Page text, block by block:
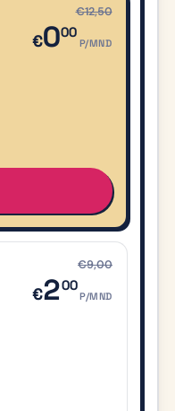
€12,50
€000
P/MND
€9,00
€200
P/MND